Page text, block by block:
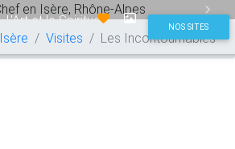
NOS SITES
L'Art et le Spirituel
Next
Isère
Visites Les Incontournables